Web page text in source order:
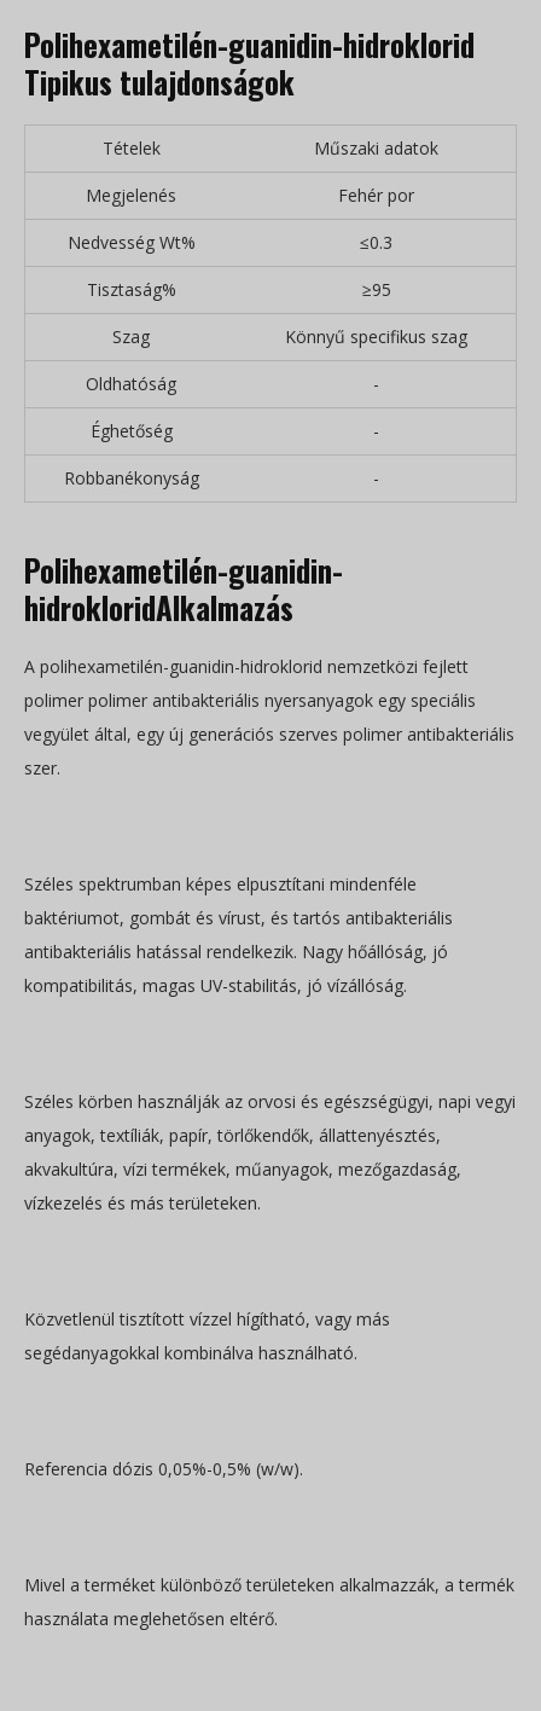
Polihexametilén-guanidin-hidroklorid
Tipikus tulajdonságok
Tételek Műszaki adatok
Megjelenés Fehér por
Nedvesség Wt% ≤0.3
Tisztaság% ≥95
Szag Könnyű specifikus szag
Oldhatóság -
Éghetőség -
Robbanékonyság -
Polihexametilén-guanidin-
hidrokloridAlkalmazás
A polihexametilén-guanidin-hidroklorid nemzetközi fejlett
polimer polimer antibakteriális nyersanyagok egy speciális
vegyület által, egy új generációs szerves polimer antibakteriális
szer.
Széles spektrumban képes elpusztítani mindenféle
baktériumot, gombát és vírust, és tartós antibakteriális
antibakteriális hatással rendelkezik. Nagy hőállóság, jó
kompatibilitás, magas UV-stabilitás, jó vízállóság.
Széles körben használják az orvosi és egészségügyi, napi vegyi
anyagok, textíliák, papír, törlőkendők, állattenyésztés,
akvakultúra, vízi termékek, műanyagok, mezőgazdaság,
vízkezelés és más területeken.
Közvetlenül tisztított vízzel hígítható, vagy más
segédanyagokkal kombinálva használható.
Referencia dózis 0,05%-0,5% (w/w).
Mivel a terméket különböző területeken alkalmazzák, a termék
használata meglehetősen eltérő.